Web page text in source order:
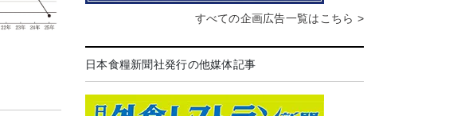
すべての企画広告一覧はこちら >
日本食糧新聞社発行の他媒体記事